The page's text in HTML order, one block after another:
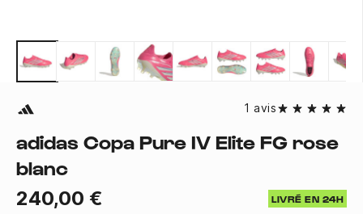
1 avis
adidas Copa Pure IV Elite FG rose
blanc
240,00 € LIVRÉ EN 24H